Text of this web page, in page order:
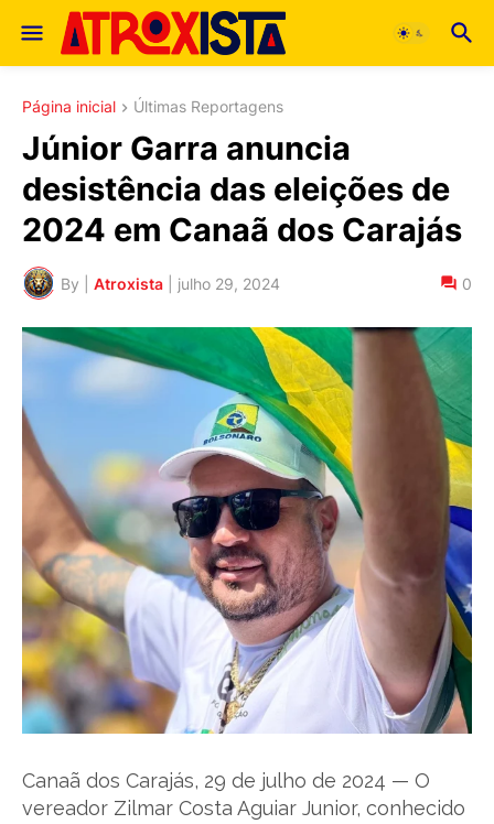
Página inicial Últimas Reportagens
Júnior Garra anuncia
desistência das eleições de
2024 em Canaã dos Carajás
By | Atroxista julho 29, 2024 0
Canaã dos Carajás, 29 de julho de 2024 — O
vereador Zilmar Costa Aguiar Junior, conhecido